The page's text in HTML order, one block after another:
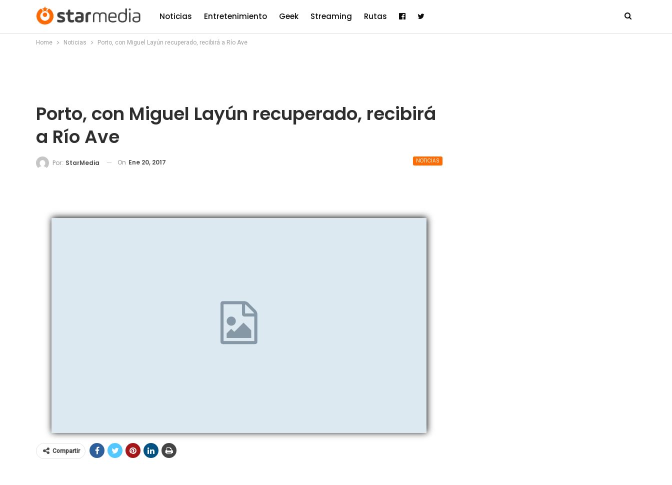
Noticias Entretenimiento Geek Streaming Rutas
Home Noticias Porto, con Miguel Layún recuperado, recibirá a Río Ave
Porto, con Miguel Layún recuperado, recibirá
a Río Ave
NOTICIAS
Por: StarMedia On Ene 20, 2017
Compartir